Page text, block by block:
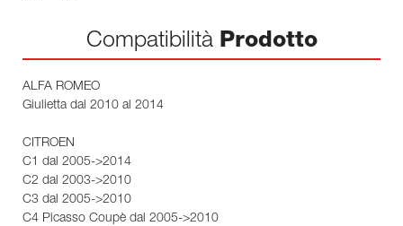
Compatibilità Prodotto
ALFA ROMEO
Giulietta dal 2010 al 2014
CITROEN
C1 dal 2005->2014
C2 dal 2003->2010
C3 dal 2005->2010
C4 Picasso Coupè dal 2005->2010